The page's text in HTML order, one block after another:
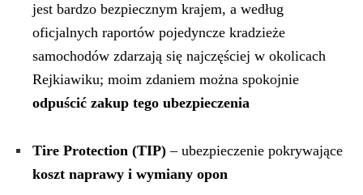
jest bardzo bezpiecznym krajem, a według
oficjalnych raportów pojedyncze kradzieże
samochodów zdarzają się najczęściej w okolicach
Rejkiawiku; moim zdaniem można spokojnie
odpuścić zakup tego ubezpieczenia
Tire Protection (TIP) – ubezpieczenie pokrywające
koszt naprawy i wymiany opon